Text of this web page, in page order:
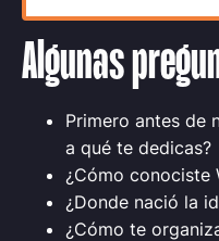
Algunas
Primero antes de
a qué te dedicas?
¿Cómo conociste
¿Donde nació la
¿Cómo te